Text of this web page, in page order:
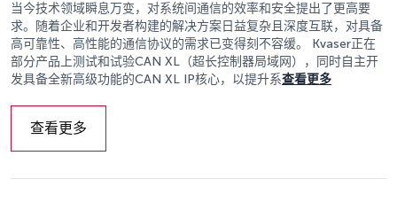
当今技术领域瞬息万变，对系统间通信的效率和安全提出了更高要
求。随着企业和开发者构建的解决方案日益复杂且深度互联，对具备
高可靠性、高性能的通信协议的需求已变得刻不容缓。 Kvaser正在
部分产品上测试和试验CAN XL（超长控制器局域网），同时自主开
发具备全新高级功能的CAN XL IP核心，以提升系查看更多
查看更多